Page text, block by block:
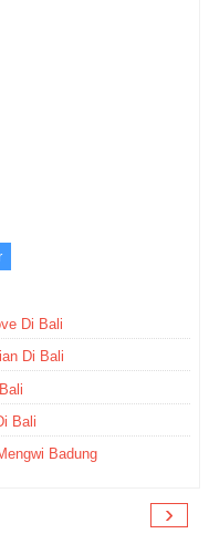
Di Bali
Di Bali
Bali
Badung
›